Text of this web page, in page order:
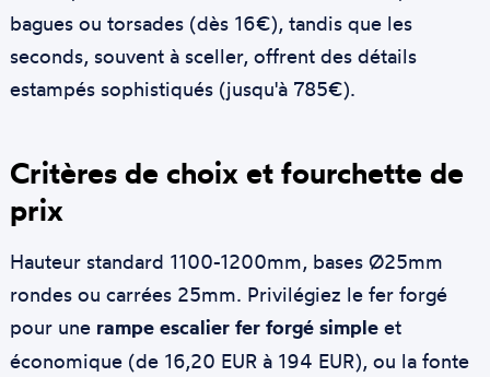
bagues ou torsades (dès 16€), tandis que les
seconds, souvent à sceller, offrent des détails
estampés sophistiqués (jusqu'à 785€).
Critères de choix et fourchette de
prix
Hauteur standard 1100-1200mm, bases Ø25mm
rondes ou carrées 25mm. Privilégiez le fer forgé
pour une rampe escalier fer forgé simpleet
économique (de 16,20 EUR à 194 EUR), ou la fonte